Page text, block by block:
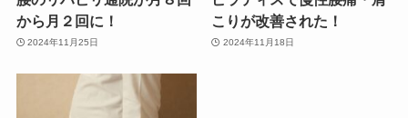
から月２回に！
2024年11月25日
こりが改善された！
2024年11月18日